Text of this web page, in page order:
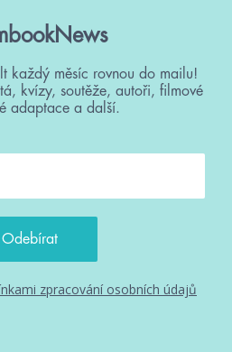
každý měsíc rovnou do mailu!
kvízy, soutěže, autoři, filmové
adaptace a další.
zpracování osobních údajů